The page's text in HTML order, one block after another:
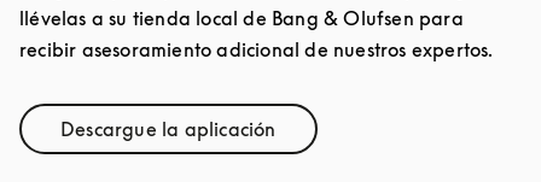
llévelas a su tienda local de Bang & Olufsen para
recibir asesoramiento adicional de nuestros expertos.
Descargue la aplicación
Link Opens in New Tab